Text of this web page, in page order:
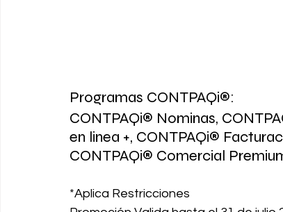
Programas CONTPAQi®:
CONTPAQi® Nominas,
en linea +, CONTPAQi®
CONTPAQi® Comercial
*Aplica Restricciones